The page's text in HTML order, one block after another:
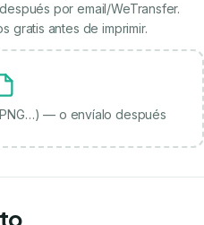
por email/WeTransfer.
gratis antes de imprimir.
— o envíalo después